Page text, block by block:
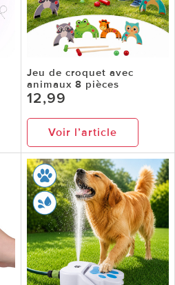
Jeu de croquet avec
animaux 8 pièces
12,99
Voir l’article